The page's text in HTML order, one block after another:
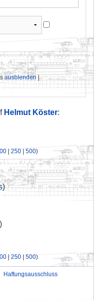
ausblenden|
Helmut Köster:
| 250 | 500)
)
| 250 | 500)
Haftungsausschluss